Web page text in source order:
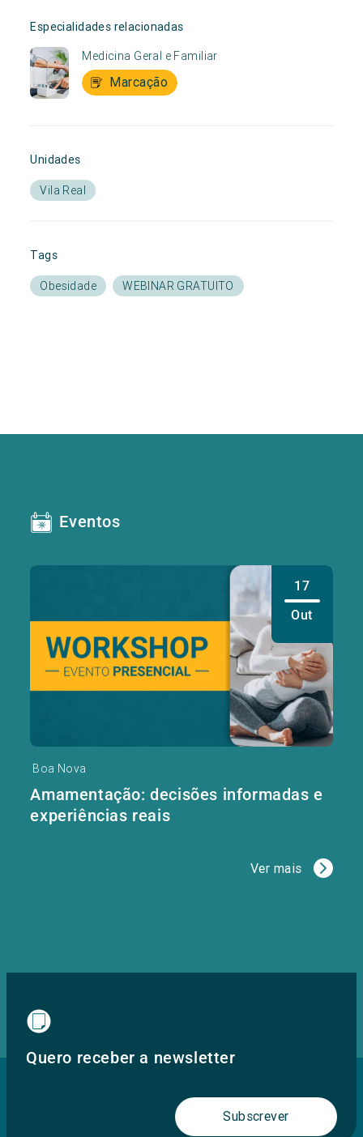
Especialidades relacionadas
Medicina Geral e Familiar
Marcação
Unidades
Vila Real
Tags
Obesidade WEBINAR GRATUITO
Eventos
17
Out
Boa Nova
Amamentação: decisões informadas e
experiências reais
Ver mais
Quero receber a newsletter
Subscrever